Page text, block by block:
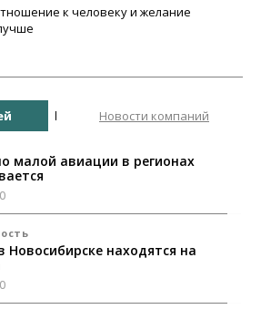
к человеку и желание
Новости компаний
малой авиации в регионах
находятся на